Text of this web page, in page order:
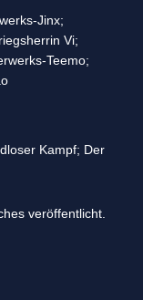
Jinx;
Vi;
Teemo;
Kampf; Der
veröffentlicht.